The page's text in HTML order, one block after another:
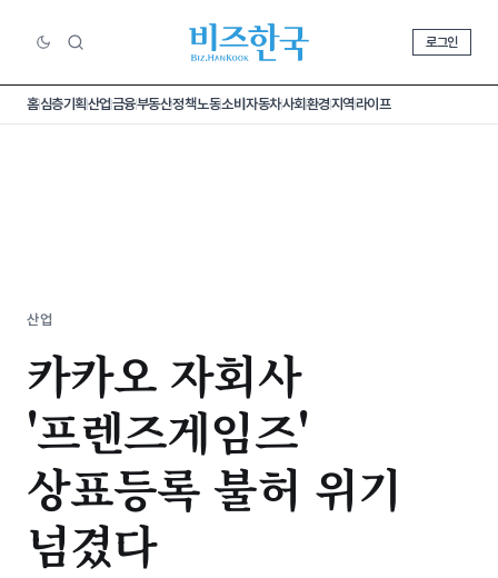
로그인
홈심층기획산업금융부동산정책노동소비 자동차사회환경지역라이프
산업
카카오 자회사
'프렌즈게임즈'
상표등록 불허 위기
넘겼다